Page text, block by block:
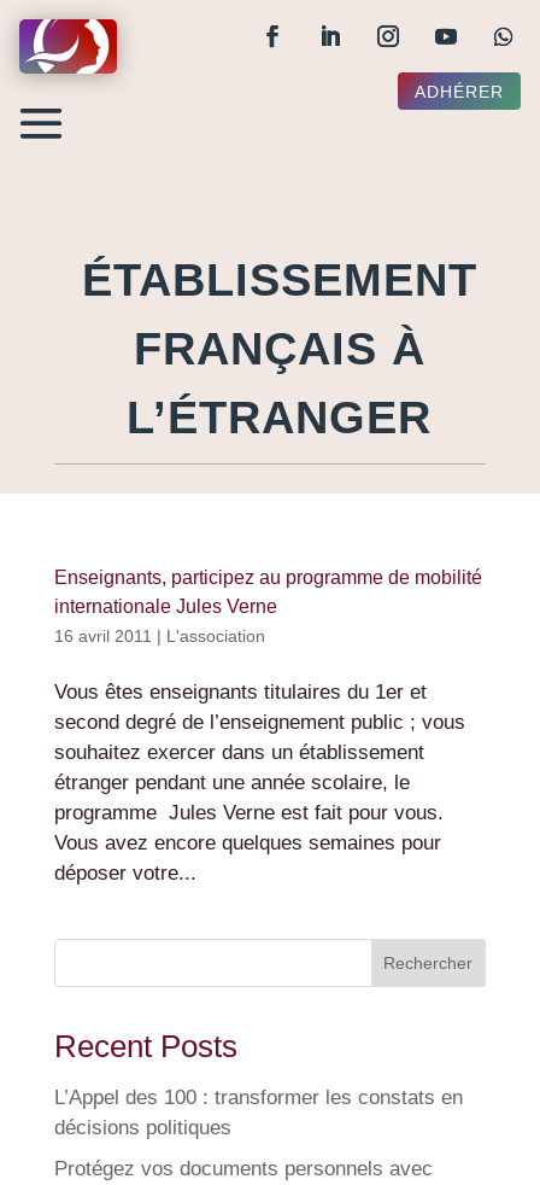
ADHÉRER
ÉTABLISSEMENT
FRANÇAIS À
L’ÉTRANGER
Enseignants, participez au programme de mobilité
internationale Jules Verne
16 avril 2011 | L'association
Vous êtes enseignants titulaires du 1er et
second degré de l’enseignement public ; vous
souhaitez exercer dans un établissement
étranger pendant une année scolaire, le
programme Jules Verne est fait pour vous.
Vous avez encore quelques semaines pour
déposer votre...
Rechercher
Recent Posts
L’Appel des 100 : transformer les constats en
décisions politiques
Protégez vos documents personnels avec